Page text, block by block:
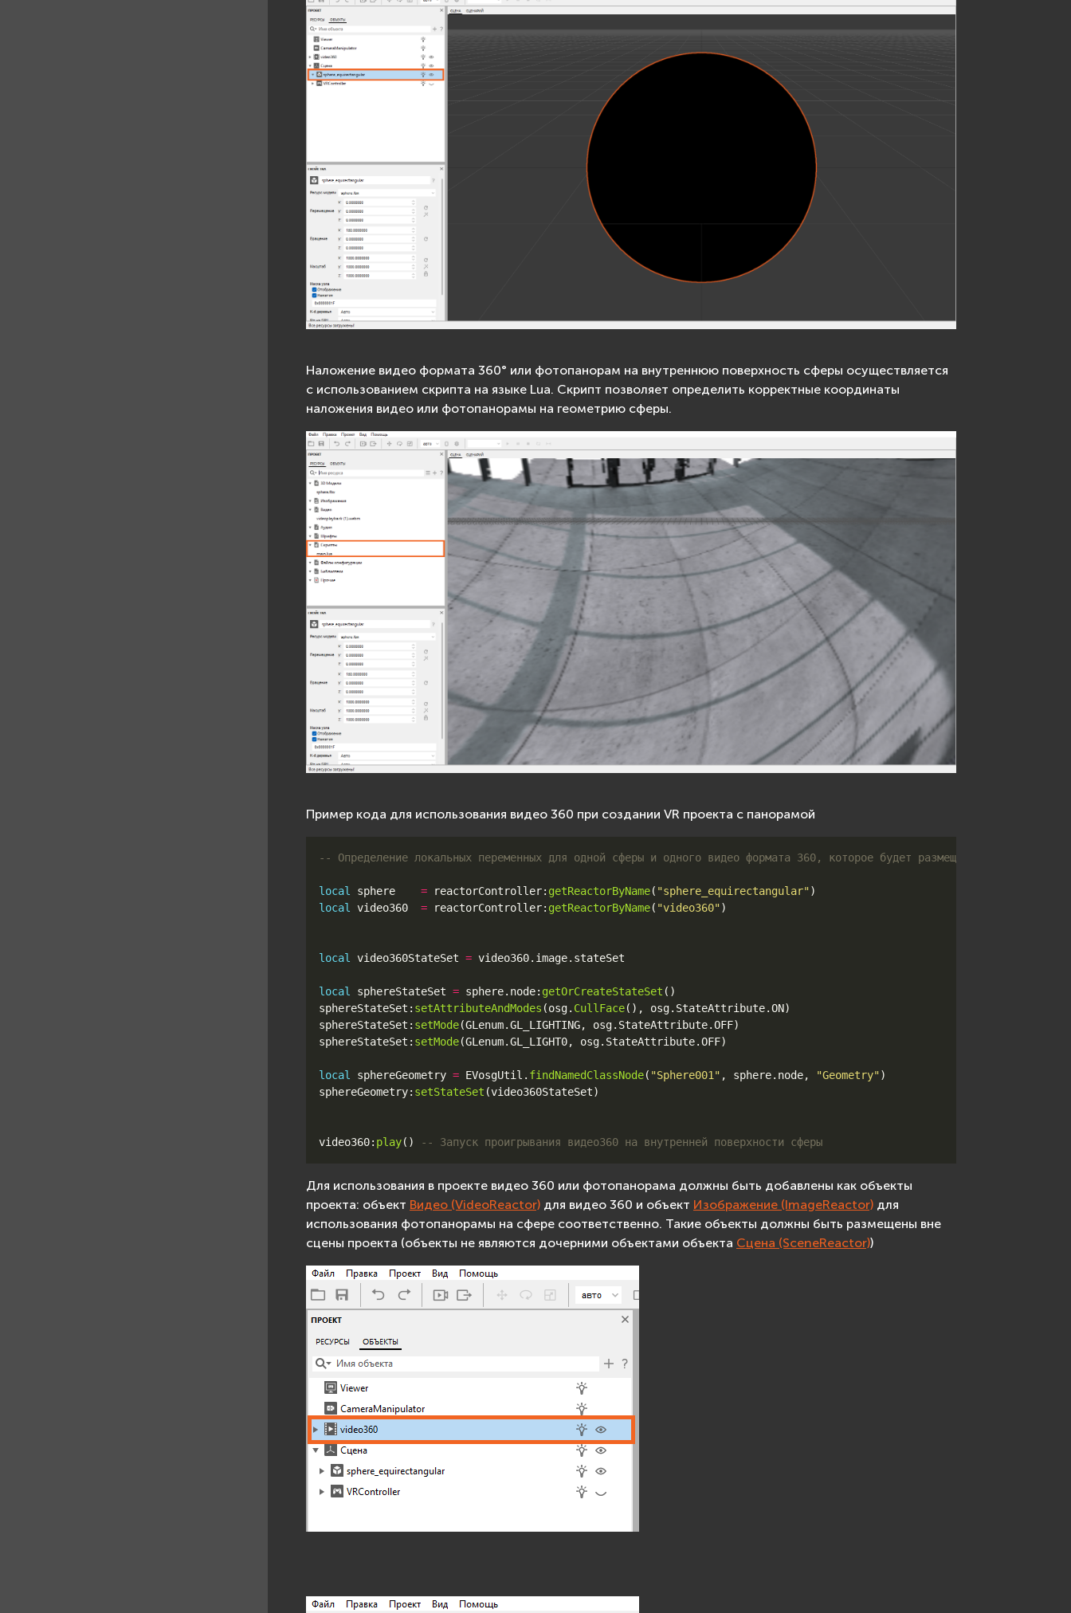
Наложение видео формата 360° или фотопанорам на внутреннюю поверхность сферы осуществляется
с использованием скрипта на языке Lua. Скрипт позволяет определить корректные координаты
наложения видео или фотопанорамы на геометрию сферы.
Пример кода для использования видео 360 при создании VR проекта с панорамой
-- Определение локальных переменных для одной сферы и одного видео формата 360, которое будет размещено на внутренней
local sphere = reactorController: getReactorByName( "sphere_equirectangular")
local
video360 = reactorController: getReactorByName( "video360")
local video360StateSet = video360. image. stateSet
local sphereStateSet = sphere. node: getOrCreateStateSet ()
sphereStateSet : setAttributeAndModes (osg. CullFace(), osg. StateAttribute.ON)
sphereStateSet : setMode(GLenum.GL_LIGHTING, osg. StateAttribute.OFF)
sphereStateSet : setMode(GLenum.GL_LIGHT0, osg. StateAttribute.OFF)
local sphereGeometry = EVosgUtil . findNamedClassNode( "Sphere001" , sphere. node, "Geometry")
sphereGeometry: setStateSet (video360StateSet)
video360: play() -- Запуск проигрывания видео360 на внутренней поверхности сферы
Для использования в проекте видео 360 или фотопанорама должны быть добавлены как объекты
проекта: объект Видео (VideoReactor) для видео 360 и объект Изображение (ImageReactor) для
использования фотопанорамы на сфере соответственно. Такие объекты должны быть размещены вне
сцены проекта (объекты не являются дочерними объектами объекта Сцена (SceneReactor))